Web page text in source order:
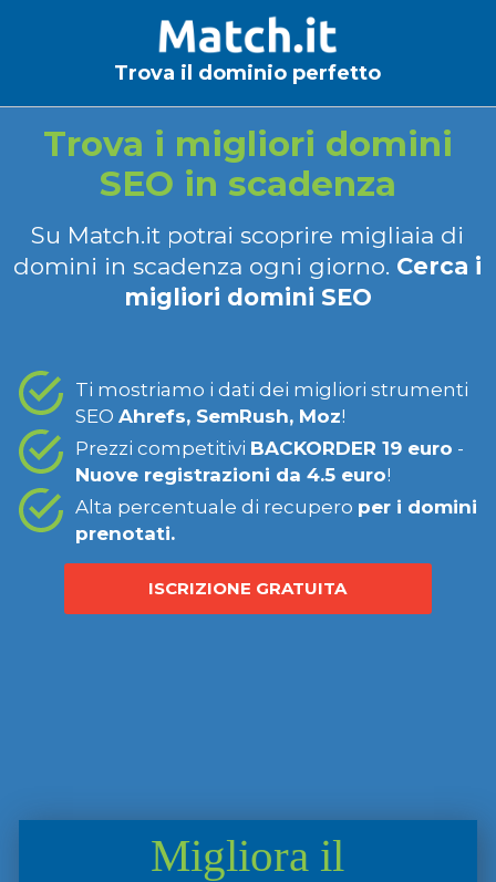
Trova il dominio perfetto
Trova i migliori domini
SEO in scadenza
Su Match.it potrai scoprire migliaia di
domini in scadenza ogni giorno. Cerca i
migliori domini SEO
Ti mostriamo i dati dei migliori strumenti
SEO Ahrefs, SemRush, Moz!
Prezzi competitivi BACKORDER 19 euro -
Nuove registrazioni da 4.5 euro!
Alta percentuale di recupero per i domini
prenotati.
ISCRIZIONE GRATUITA
Migliora il